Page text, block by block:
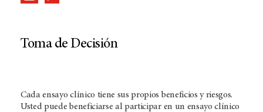
Toma de Decisión
Cada ensayo clínico tiene sus propios beneficios y riesgos.
Usted puede beneficiarse al participar en un ensayo clínico